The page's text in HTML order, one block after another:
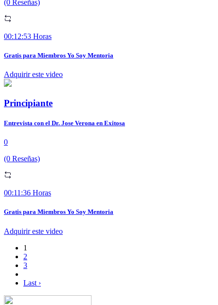
(0 Reseñas)
00:12:53 Horas
Gratis para Miembros Yo Soy Mentoria
Adquirir este video
Principiante
Entrevista con el Dr. Jose Verona en Exitosa
0
(0 Reseñas)
00:11:36 Horas
Gratis para Miembros Yo Soy Mentoria
Adquirir este video
1
2
3
Last ›